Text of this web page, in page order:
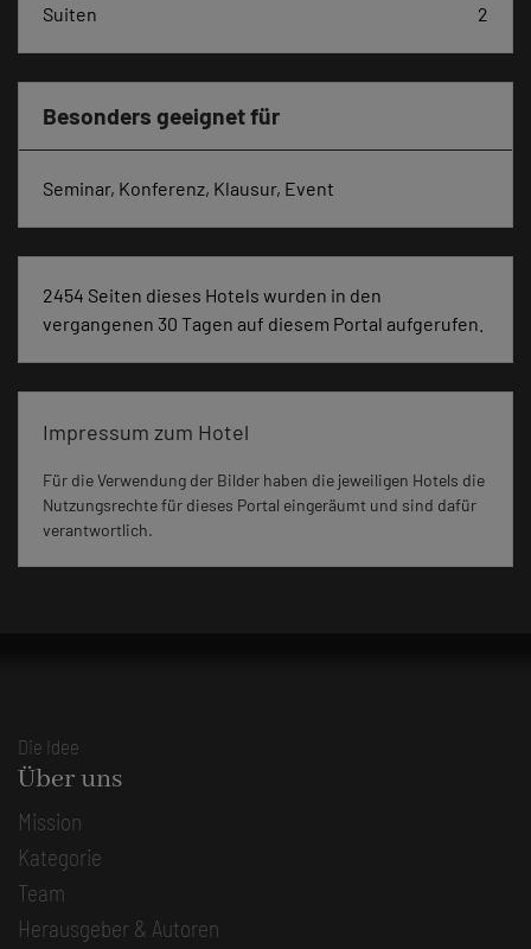
Suiten
2
Besonders geeignet für
Seminar, Konferenz, Klausur, Event
2454 Seiten dieses Hotels wurden in den
vergangenen 30 Tagen auf diesem Portal aufgerufen.
Impressum zum Hotel
Für die Verwendung der Bilder haben die jeweiligen Hotels die
Nutzungsrechte für dieses Portal eingeräumt und sind dafür
verantwortlich.
Die Idee
Über uns
Mission
Kategorie
Team
Herausgeber & Autoren